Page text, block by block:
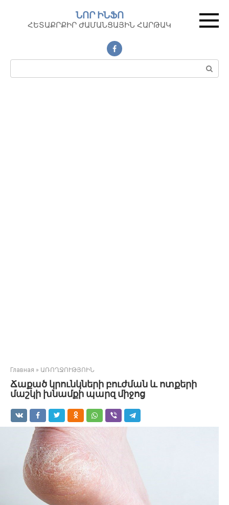
контенту
ՆՈՐ ԻՆՖՈ
ՀԵՏԱՔՐՔԻՐ ԺԱՄԱՆՑԱՅԻՆ ՀԱՐԹԱԿ
Поиск:
Главная » ԱՌՈՂՋՈՒԹՅՈԻՆ
Ճաքած կրունկների բուժման և ոտքերի
մաշկի խնամքի պարզ միջոց